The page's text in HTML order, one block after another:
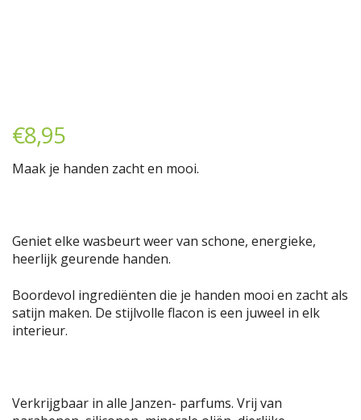
€8,95
Maak je handen zacht en mooi.
Geniet elke wasbeurt weer van schone, energieke,
heerlijk geurende handen.
Boordevol ingrediënten die je handen mooi en zacht als
satijn maken. De stijlvolle flacon is een juweel in elk
interieur.
Verkrijgbaar in alle Janzen- parfums. Vrij van